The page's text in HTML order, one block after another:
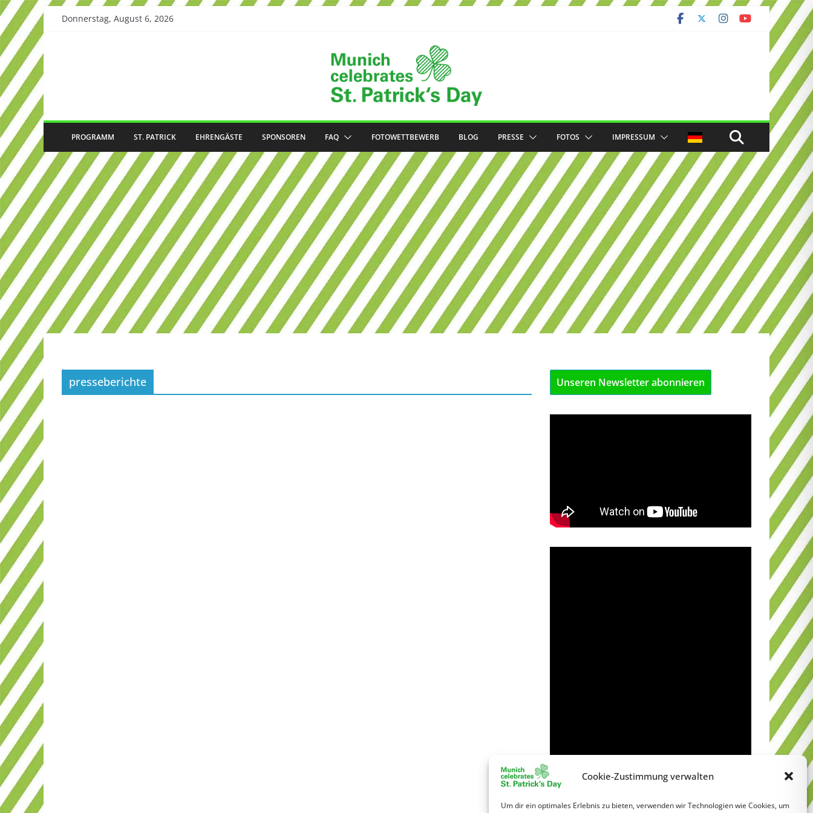
Cookie-Zustimmung verwalten
Um dir ein optimales Erlebnis zu bieten, verwenden wir Technologien wie Cookies, um
Skip
to
Donnerstag, August 6, 2026
PROGRAMM ST. PATRICK EHRENGÄSTE SPONSOREN FAQ FOTOWETTBEWERB BLOG PRESSE FOTOS IMPRESSUM
presseberichte Unseren Newsletter abonnieren